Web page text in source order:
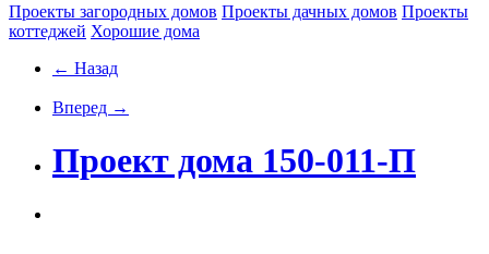
Проекты загородных домов Проекты дачных домов Проекты
коттеджей Хорошие дома
← Назад
Вперед →
Проект дома 150-011-П